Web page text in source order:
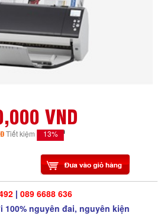
VND
Tiết kiệm 13%
| 089 6688 636
100% nguyên đai, nguyên kiện